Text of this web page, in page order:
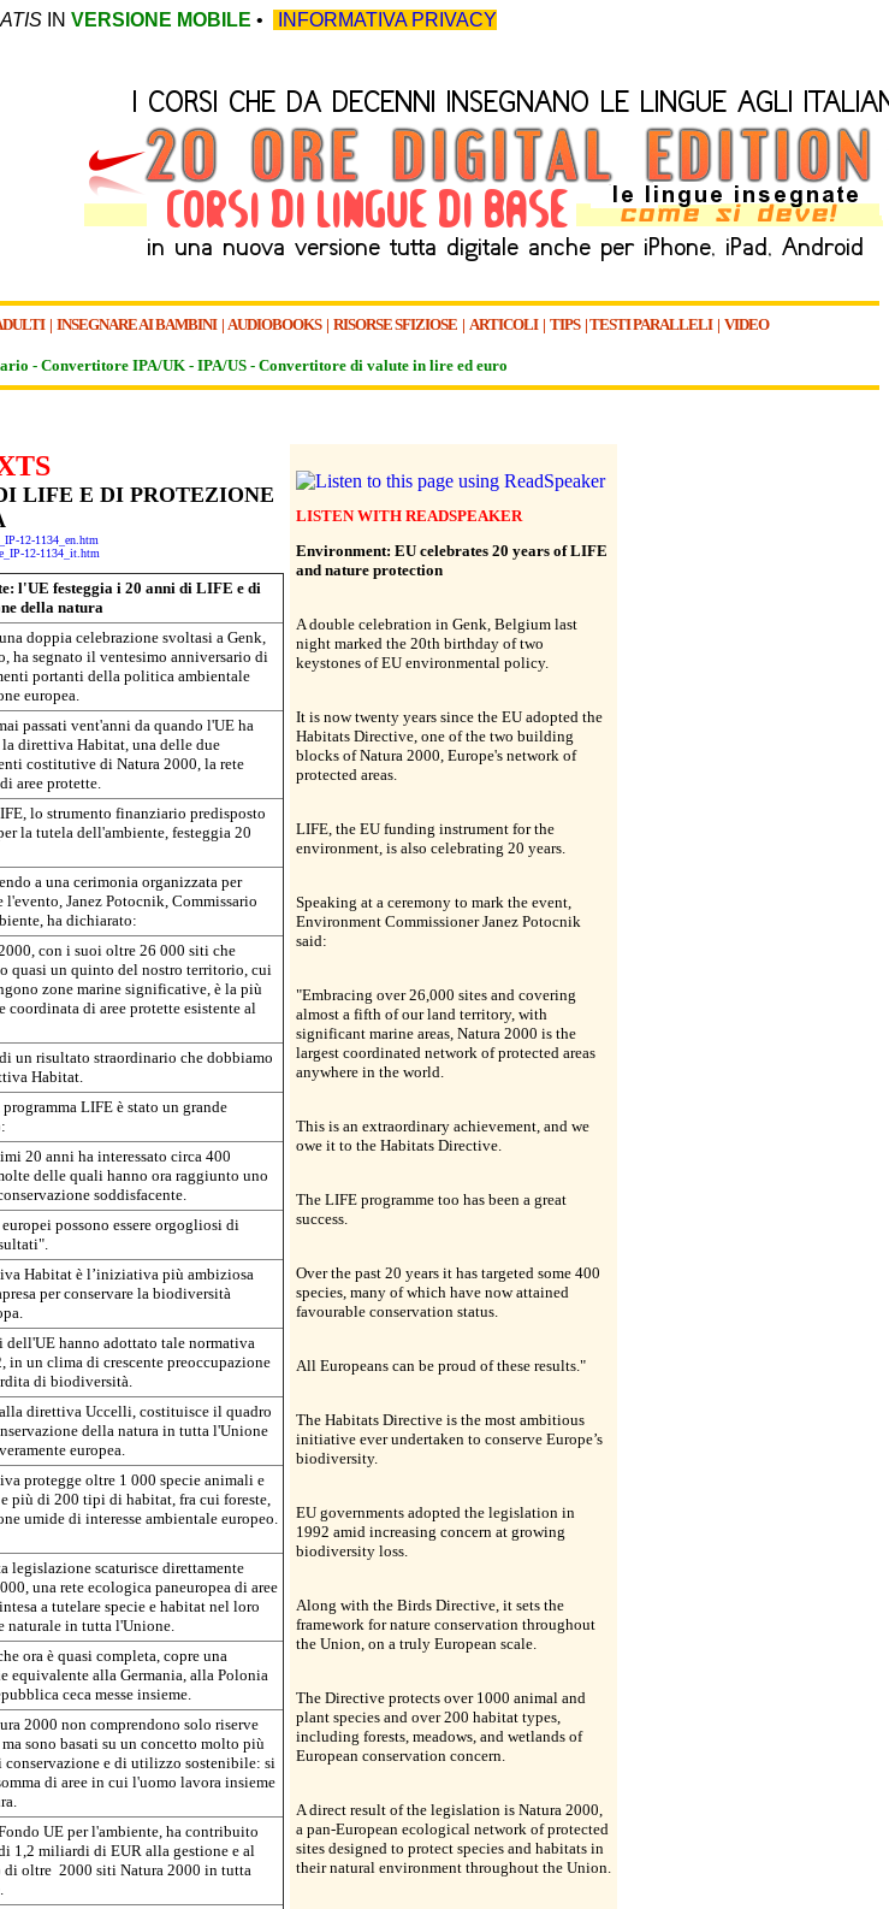
IN VERSIONE MOBILE • INFORMATIVA PRIVACY
| INSEGNARE AI BAMBINI| AUDIOBOOKS| RISORSE SFIZIOSE | ARTICOLI| TIPS|TESTI PARALLELI| VIDEO
- Convertitore IPA/UK - IPA/US - Convertitore di valute in lire ed euro
LIFE E DI PROTEZIONE
12-1134_en.htm
12-1134_it.htm
l'UE festeggia i 20 anni di LIFE e di
della natura
doppia celebrazione svoltasi a Genk,
ha segnato il ventesimo anniversario di
portanti della politica ambientale
europea.
passati vent'anni da quando l'UE ha
direttiva Habitat, una delle due
costitutive di Natura 2000, la rete
aree protette.
lo strumento finanziario predisposto
la tutela dell'ambiente, festeggia 20
a una cerimonia organizzata per
l'evento, Janez Potocnik, Commissario
ha dichiarato:
con i suoi oltre 26 000 siti che
quasi un quinto del nostro territorio, cui
zone marine significative, è la più
coordinata di aree protette esistente al
un risultato straordinario che dobbiamo
Habitat.
LIFE è stato un grande
20 anni ha interessato circa 400
delle quali hanno ora raggiunto uno
soddisfacente.
possono essere orgogliosi di
Habitat è l’iniziativa più ambiziosa
per conservare la biodiversità
dell'UE hanno adottato tale normativa
in un clima di crescente preoccupazione
di biodiversità.
direttiva Uccelli, costituisce il quadro
della natura in tutta l'Unione
europea.
protegge oltre 1 000 specie animali e
più di 200 tipi di habitat, fra cui foreste,
umide di interesse ambientale europeo.
legislazione scaturisce direttamente
una rete ecologica paneuropea di aree
a tutelare specie e habitat nel loro
naturale in tutta l'Unione.
ora è quasi completa, copre una
equivalente alla Germania, alla Polonia
ceca messe insieme.
2000 non comprendono solo riserve
sono basati su un concetto molto più
conservazione e di utilizzo sostenibile: si
di aree in cui l'uomo lavora insieme
UE per l'ambiente, ha contribuito
1,2 miliardi di EUR alla gestione e al
di oltre 2000 siti Natura 2000 in tutta
LISTEN WITH READSPEAKER
Environment: EU celebrates 20 years of LIFE
and nature protection
A double celebration in Genk, Belgium last
night marked the 20th birthday of two
keystones of EU environmental policy.
It is now twenty years since the EU adopted the
Habitats Directive, one of the two building
blocks of Natura 2000, Europe's network of
protected areas.
LIFE, the EU funding instrument for the
environment, is also celebrating 20 years.
Speaking at a ceremony to mark the event,
Environment Commissioner Janez Potocnik
said:
"Embracing over 26,000 sites and covering
almost a fifth of our land territory, with
significant marine areas, Natura 2000 is the
largest coordinated network of protected areas
anywhere in the world.
This is an extraordinary achievement, and we
owe it to the Habitats Directive.
The LIFE programme too has been a great
success.
Over the past 20 years it has targeted some 400
species, many of which have now attained
favourable conservation status.
All Europeans can be proud of these results."
The Habitats Directive is the most ambitious
initiative ever undertaken to conserve Europe’s
biodiversity.
EU governments adopted the legislation in
1992 amid increasing concern at growing
biodiversity loss.
Along with the Birds Directive, it sets the
framework for nature conservation throughout
the Union, on a truly European scale.
The Directive protects over 1000 animal and
plant species and over 200 habitat types,
including forests, meadows, and wetlands of
European conservation concern.
A direct result of the legislation is Natura 2000,
a pan-European ecological network of protected
sites designed to protect species and habitats in
their natural environment throughout the Union.